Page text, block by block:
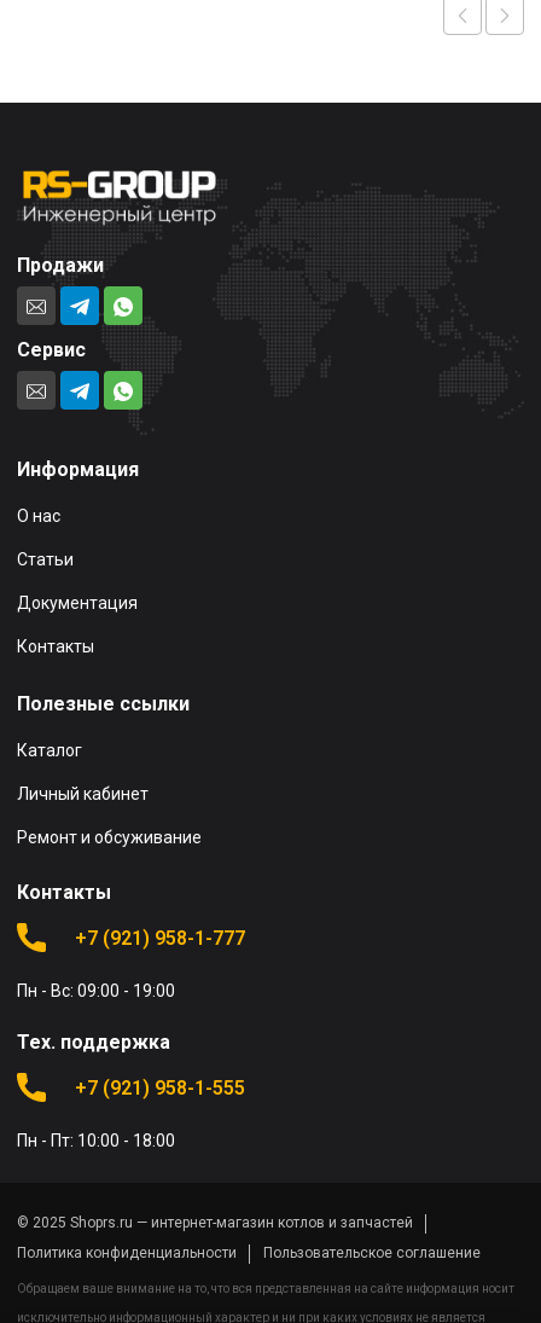
Продажи
Сервис
Информация
О нас
Статьи
Документация
Контакты
Полезные ссылки
Каталог
Личный кабинет
Ремонт и обсуживание
Контакты
+7 (921) 958-1-777
Пн - Вс: 09:00 - 19:00
Тех. поддержка
+7 (921) 958-1-555
Пн - Пт: 10:00 - 18:00
© 2025 Shoprs.ru — интернет-магазин котлов и запчастей
Политика конфиденциальности
Пользовательское соглашение
Обращаем ваше внимание на то, что вся представленная на сайте информация носит
исключительно информационный характер и ни при каких условиях не является